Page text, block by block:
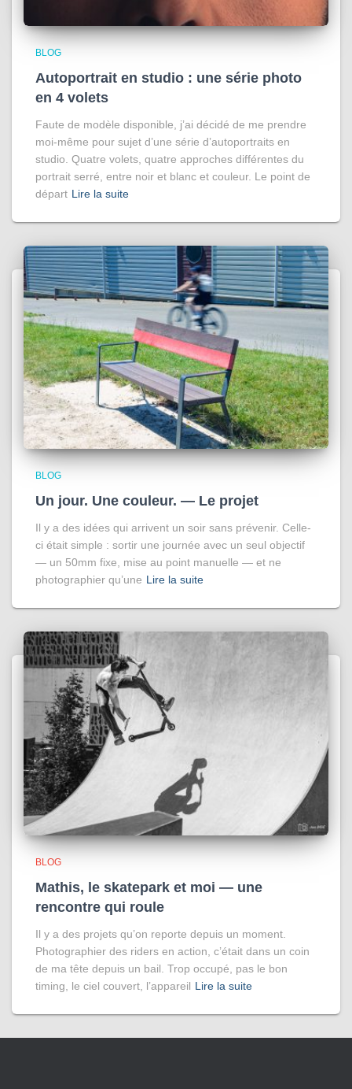
BLOG
Autoportrait en studio : une série photo
en 4 volets
Faute de modèle disponible, j’ai décidé de me prendre
moi-même pour sujet d’une série d’autoportraits en
studio. Quatre volets, quatre approches différentes du
portrait serré, entre noir et blanc et couleur. Le point de
départ Lire la suite
BLOG
Un jour. Une couleur. — Le projet
Il y a des idées qui arrivent un soir sans prévenir. Celle-
ci était simple : sortir une journée avec un seul objectif
— un 50mm fixe, mise au point manuelle — et ne
photographier qu’une Lire la suite
BLOG
Mathis, le skatepark et moi — une
rencontre qui roule
Il y a des projets qu’on reporte depuis un moment.
Photographier des riders en action, c’était dans un coin
de ma tête depuis un bail. Trop occupé, pas le bon
timing, le ciel couvert, l’appareil Lire la suite